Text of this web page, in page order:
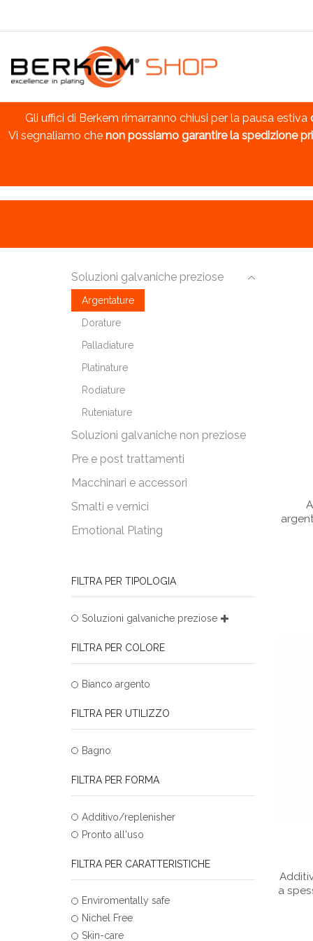
Gli uffici di Berkem rimarranno chiusi per la pausa estiva
Vi segnaliamo che non possiamo garantire la spedizione
a
Soluzioni galvaniche preziose
Argentature
Dorature
Palladiature
Platinature
Rodiature
Ruteniature
Soluzioni galvaniche non preziose
Pre e post trattamenti
Macchinari e accessori
Smalti e vernici
Emotional Plating
FILTRA PER TIPOLOGIA
Soluzioni galvaniche preziose
FILTRA PER COLORE
Bianco argento
FILTRA PER UTILIZZO
Bagno
FILTRA PER FORMA
Additivo/replenisher
Pronto all'uso
FILTRA PER CARATTERISTICHE
Enviromentally safe
Nichel Free
Skin-care